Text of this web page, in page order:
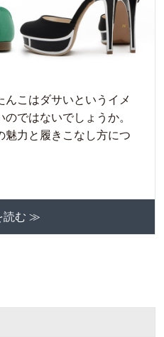
こはダサいというイメ
ではないでしょうか。
魅力と履きこなし方につ
読む ≫